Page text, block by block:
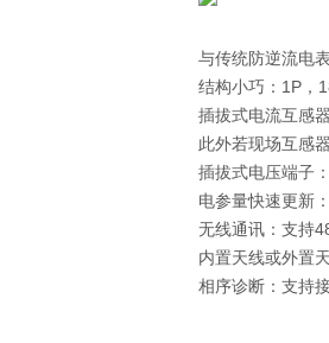
与传统防逆流电
结构小巧：1P，
插拔式电流互感
此外若现场互感
插拔式电压端子
电参量快速更新
无线通讯：支持
内置天线或外置
相序诊断：支持